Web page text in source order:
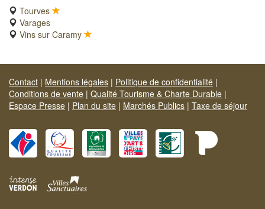
Tourves
Varages
Vins sur Caramy
Contact | Mentions légales | Politique de confidentialité |
Conditions de vente | Qualité Tourisme & Charte Durable |
Espace Presse | Plan du site | Marchés Publics | Taxe de séjour